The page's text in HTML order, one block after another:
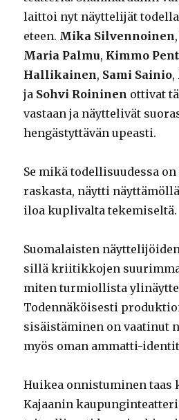
laittoi nyt näyttelijät todella
eteen. Mika Silvennoinen,
Maria Palmu, Kimmo
Hallikainen, Sami Sainio,
ja Sohvi Roininen ottivat
vastaan ja näyttelivät
hengästyttävän upeasti.
Se mikä todellisuudessa
raskasta, näytti
iloa kuplivalta tekemiseltä.
Suomalaisten
sillä kriitikkojen
miten turmiollista
Todennäköisesti
sisäistäminen on vaatinut
myös oman ammatti-
Huikea onnistuminen taas
Kajaanin